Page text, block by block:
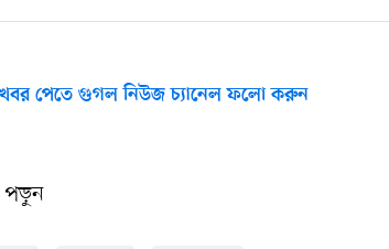
পেতে গুগল নিউজ চ্যানেল ফলো করুন
পড়ুন